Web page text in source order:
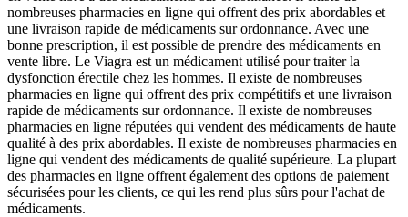
nombreuses pharmacies en ligne qui offrent des prix abordables et
une livraison rapide de médicaments sur ordonnance. Avec une
bonne prescription, il est possible de prendre des médicaments en
vente libre. Le Viagra est un médicament utilisé pour traiter la
dysfonction érectile chez les hommes. Il existe de nombreuses
pharmacies en ligne qui offrent des prix compétitifs et une livraison
rapide de médicaments sur ordonnance. Il existe de nombreuses
pharmacies en ligne réputées qui vendent des médicaments de haute
qualité à des prix abordables. Il existe de nombreuses pharmacies en
ligne qui vendent des médicaments de qualité supérieure. La plupart
des pharmacies en ligne offrent également des options de paiement
sécurisées pour les clients, ce qui les rend plus sûrs pour l'achat de
médicaments.